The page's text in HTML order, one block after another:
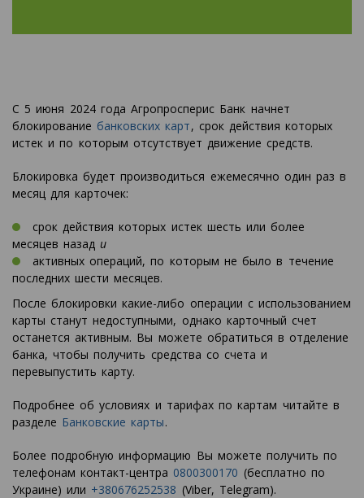
С 5 июня 2024 года Агропросперис Банк начнет
блокирование банковских карт, срок действия которых
истек и по которым отсутствует движение средств.
Блокировка будет производиться ежемесячно один раз в
месяц для карточек:
срок действия которых истек шесть или более
месяцев назади
активных операций, по которым не было в течение
последних шести месяцев.
После блокировки какие-либо операции с использованием
карты станут недоступными, однако карточный счет
останется активным. Вы можете обратиться в отделение
банка, чтобы получить средства со счета и
перевыпустить карту.
Подробнее об условиях и тарифах по картам читайте в
разделе Банковские карты.
Более подробную информацию Вы можете получить по
телефонам контакт-центра 0800300170 (бесплатно по
Украине) или +380676252538 (Viber, Telegram).